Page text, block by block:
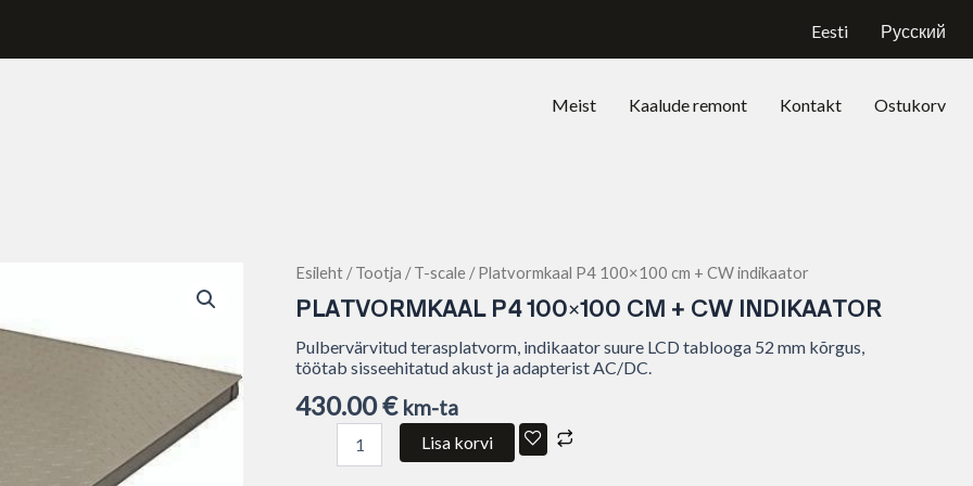
Eesti Русский
Meist Kaalude remont Kontakt Ostukorv
Esileht /Tootja /T-scale / Platvormkaal P4 100×100 cm + CW indikaator
PLATVORMKAAL P4 100×100 CM + CW INDIKAATOR
Pulbervärvitud terasplatvorm, indikaator suure LCD tablooga 52 mm kõrgus,
töötab sisseehitatud akust ja adapterist AC/DC.
430.00€ km-ta
Platvormkaal
100x100
+
CW
indikaator
Lisa korvi
indikaator